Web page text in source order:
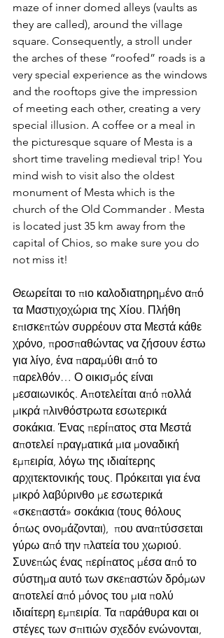
maze of inner domed alleys (vaults as
they are called), around the village
square. Consequently, a stroll under
the arches of these “roofed” roads is a
very special experience as the windows
and the rooftops give the impression
of meeting each other, creating a very
special illusion. A coffee or a meal in
the picturesque square of Mesta is a
short time traveling medieval trip! You
mind wish to visit also the oldest
monument of Mesta which is the
church of the Old Commander . Mesta
is located just 35 km away from the
capital of Chios, so make sure you do
not miss it!
Θεωρείται το πιο καλοδιατηρημένο από
τα Μαστιχοχώρια της Χίου. Πλήθη
επισκεπτών συρρέουν στα Μεστά κάθε
χρόνο, προσπαθώντας να ζήσουν έστω
για λίγο, ένα παραμύθι από το
παρελθόν… Ο οικισμός είναι
μεσαιωνικός. Αποτελείται από πολλά
μικρά πλινθόστρωτα εσωτερικά
σοκάκια. Ένας περίπατος στα Μεστά
αποτελεί πραγματικά μια μοναδική
εμπειρία, λόγω της ιδιαίτερης
αρχιτεκτονικής τους. Πρόκειται για ένα
μικρό λαβύρινθο με εσωτερικά
«σκεπαστά» σοκάκια (τους θόλους
όπως ονομάζονται),  που αναπτύσσεται
γύρω από την πλατεία του χωριού.
Συνεπώς ένας περίπατος μέσα από το
σύστημα αυτό των σκεπαστών δρόμων
αποτελεί από μόνος του μια πολύ
ιδιαίτερη εμπειρία. Τα παράθυρα και οι
στέγες των σπιτιών σχεδόν ενώνονται,